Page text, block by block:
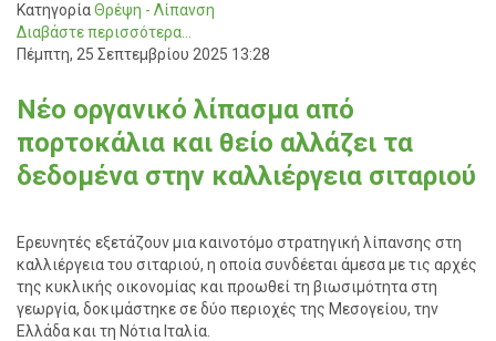
ΚατηγορίαΘρέψη - Λίπανση
Διαβάστε περισσότερα...
Πέμπτη, 25 Σεπτεμβρίου 2025 13:28
Νέο οργανικό λίπασμα από
πορτοκάλια και θείο αλλάζει τα
δεδομένα στην καλλιέργεια σιταριού
Ερευνητές εξετάζουν μια καινοτόμο στρατηγική λίπανσης στη
καλλιέργεια του σιταριού, η οποία συνδέεται άμεσα με τις αρχές
της κυκλικής οικονομίας και προωθεί τη βιωσιμότητα στη
γεωργία, δοκιμάστηκε σε δύο περιοχές της Μεσογείου, την
Ελλάδα και τη Νότια Ιταλία.